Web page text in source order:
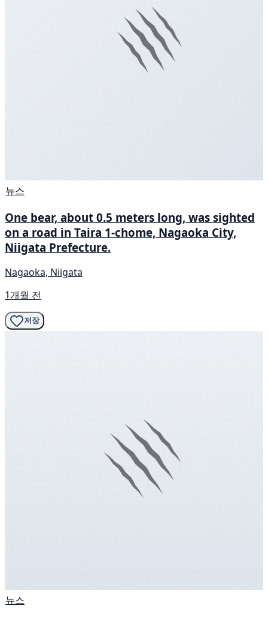
뉴스
One bear, about 0.5 meters long, was sighted
on a road in Taira 1-chome, Nagaoka City,
Niigata Prefecture.
Nagaoka, Niigata
1개월 전
저장
뉴스